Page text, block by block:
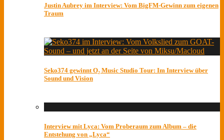
Justin Aubrey im Interview: Vom BigFM-Gewinn zum eigenen
Traum
Seko374 gewinnt O₂ Music Studio Tour: Im Interview über
Sound und Vision
Interview mit Lyca: Vom Proberaum zum Album – die
Entstehung von „Lyca“